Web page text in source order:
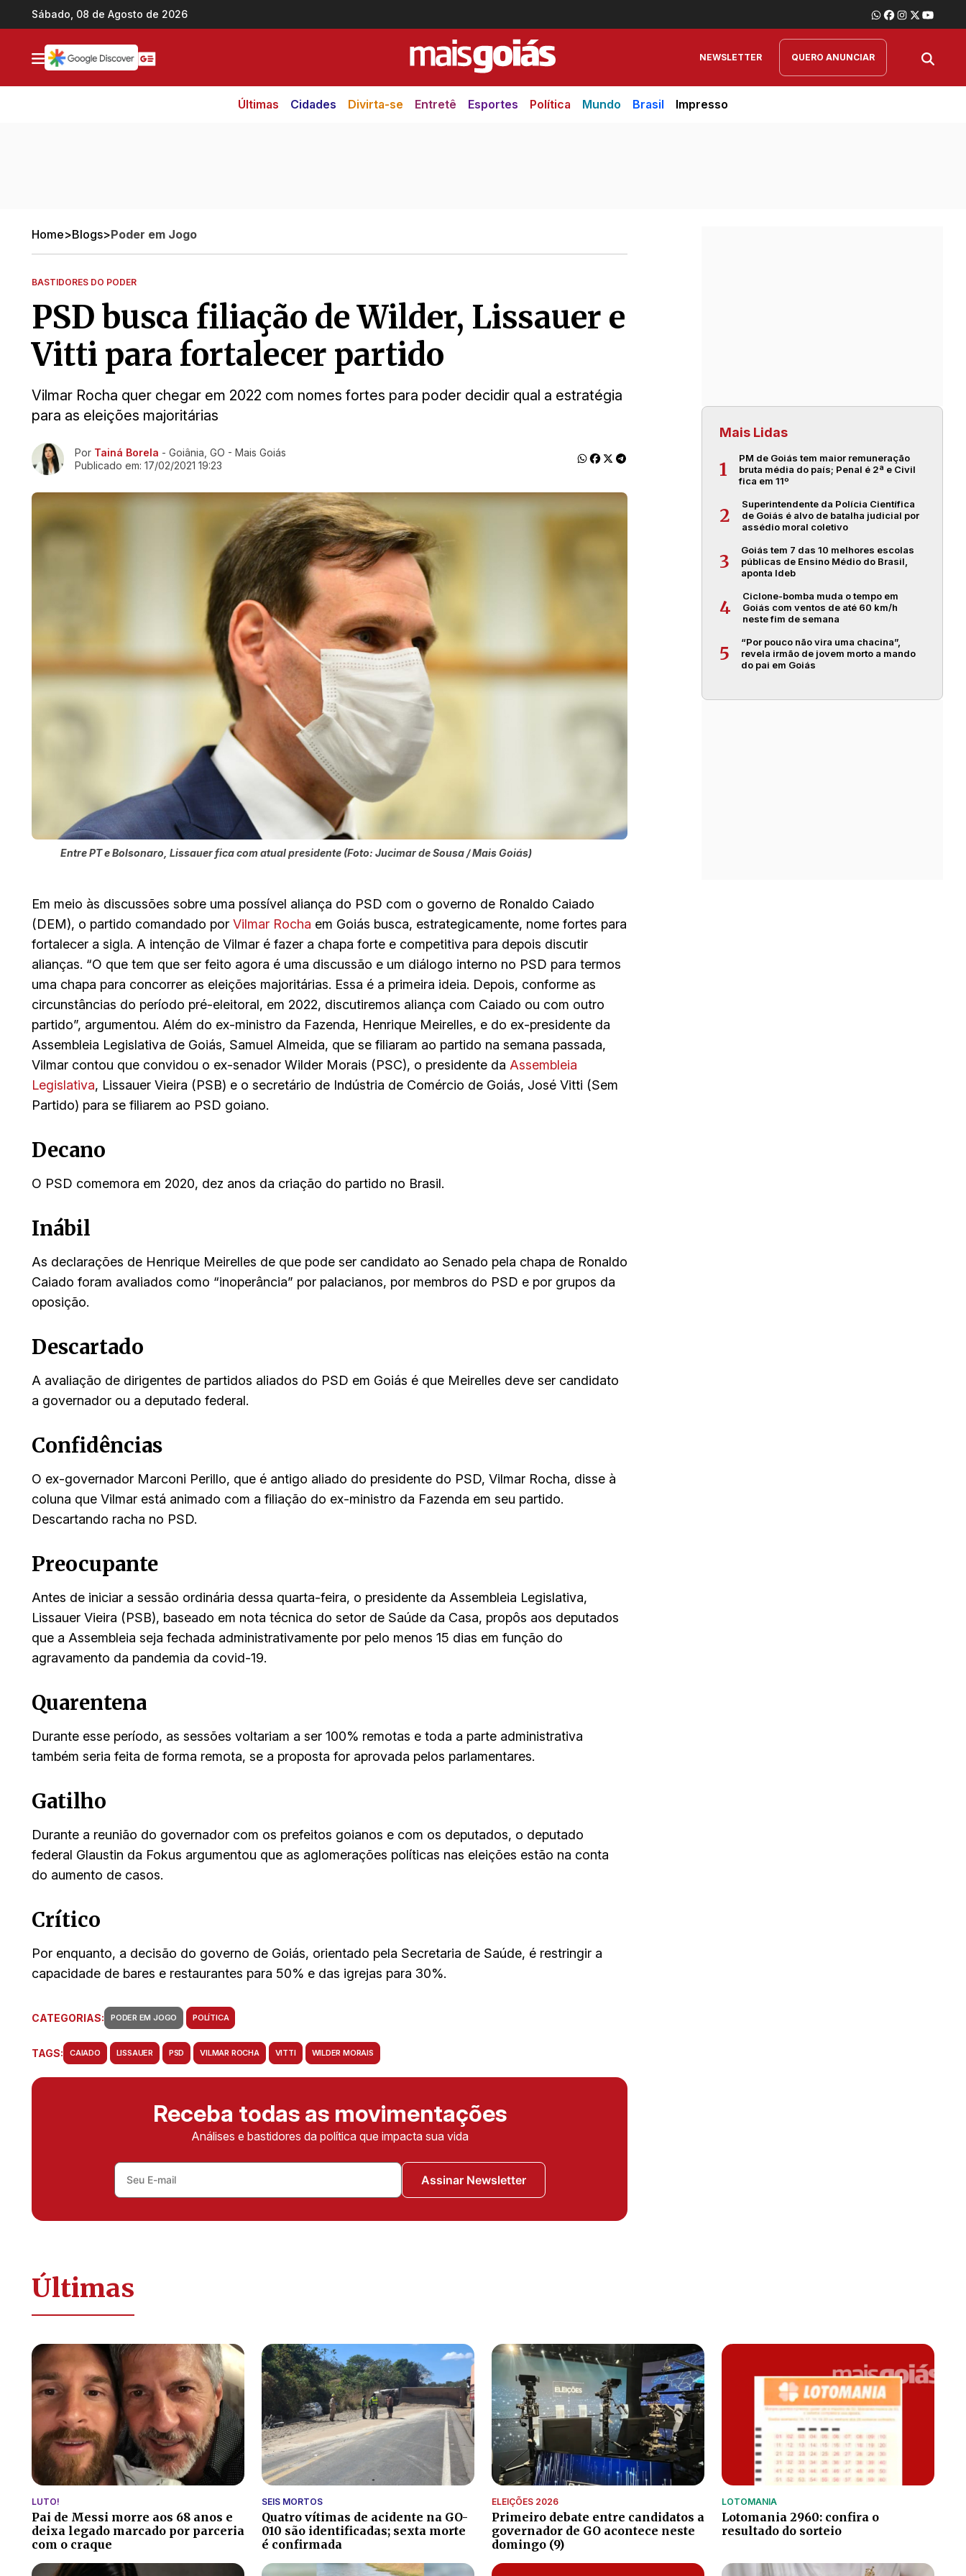
Ir direto pro conteúdo
Sábado, 08 de Agosto de 2026
NEWSLETTER QUERO ANUNCIAR
Últimas Cidades Divirta-se Entretê Esportes Política Mundo Brasil Impresso
Home>Blogs>Poder em Jogo
BASTIDORES DO PODER
PSD busca filiação de Wilder, Lissauer e
Vitti para fortalecer partido
Vilmar Rocha quer chegar em 2022 com nomes fortes para poder decidir qual a estratégia
para as eleições majoritárias
Ir direto pra matéria
Por Tainá Borela - Goiânia, GO - Mais Goiás
Publicado em: 17/02/2021 19:23
Entre PT e Bolsonaro, Lissauer fica com atual presidente (Foto: Jucimar de Sousa / Mais Goiás)
Em meio às discussões sobre uma possível aliança do PSD com o governo de Ronaldo Caiado
(DEM), o partido comandado por Vilmar Rocha em Goiás busca, estrategicamente, nome fortes para
fortalecer a sigla. A intenção de Vilmar é fazer a chapa forte e competitiva para depois discutir
alianças. “O que tem que ser feito agora é uma discussão e um diálogo interno no PSD para termos
uma chapa para concorrer as eleições majoritárias. Essa é a primeira ideia. Depois, conforme as
circunstâncias do período pré-eleitoral, em 2022, discutiremos aliança com Caiado ou com outro
partido”, argumentou. Além do ex-ministro da Fazenda, Henrique Meirelles, e do ex-presidente da
Assembleia Legislativa de Goiás, Samuel Almeida, que se filiaram ao partido na semana passada,
Vilmar contou que convidou o ex-senador Wilder Morais (PSC), o presidente da Assembleia
Legislativa, Lissauer Vieira (PSB) e o secretário de Indústria de Comércio de Goiás, José Vitti (Sem
Partido) para se filiarem ao PSD goiano.
Decano
O PSD comemora em 2020, dez anos da criação do partido no Brasil.
Inábil
As declarações de Henrique Meirelles de que pode ser candidato ao Senado pela chapa de Ronaldo
Caiado foram avaliados como “inoperância” por palacianos, por membros do PSD e por grupos da
oposição.
Descartado
A avaliação de dirigentes de partidos aliados do PSD em Goiás é que Meirelles deve ser candidato
a governador ou a deputado federal.
Confidências
O ex-governador Marconi Perillo, que é antigo aliado do presidente do PSD, Vilmar Rocha, disse à
coluna que Vilmar está animado com a filiação do ex-ministro da Fazenda em seu partido.
Descartando racha no PSD.
Preocupante
Antes de iniciar a sessão ordinária dessa quarta-feira, o presidente da Assembleia Legislativa,
Lissauer Vieira (PSB), baseado em nota técnica do setor de Saúde da Casa, propôs aos deputados
que a Assembleia seja fechada administrativamente por pelo menos 15 dias em função do
agravamento da pandemia da covid-19.
Quarentena
Durante esse período, as sessões voltariam a ser 100% remotas e toda a parte administrativa
também seria feita de forma remota, se a proposta for aprovada pelos parlamentares.
Gatilho
Durante a reunião do governador com os prefeitos goianos e com os deputados, o deputado
federal Glaustin da Fokus argumentou que as aglomerações políticas nas eleições estão na conta
do aumento de casos.
Crítico
Por enquanto, a decisão do governo de Goiás, orientado pela Secretaria de Saúde, é restringir a
capacidade de bares e restaurantes para 50% e das igrejas para 30%.
CATEGORIAS: PODER EM JOGO POLÍTICA
TAGS: CAIADO LISSAUER PSD VILMAR ROCHA VITTI WILDER MORAIS
Receba todas as movimentações
Análises e bastidores da política que impacta sua vida
Assinar Newsletter
Mais Lidas
1
PM de Goiás tem maior remuneração
bruta média do país; Penal é 2ª e Civil
fica em 11º
2
Superintendente da Polícia Científica
de Goiás é alvo de batalha judicial por
assédio moral coletivo
3
Goiás tem 7 das 10 melhores escolas
públicas de Ensino Médio do Brasil,
aponta Ideb
4
Ciclone-bomba muda o tempo em
Goiás com ventos de até 60 km/h
neste fim de semana
5
“Por pouco não vira uma chacina”,
revela irmão de jovem morto a mando
do pai em Goiás
Últimas
LUTO!
Pai de Messi morre aos 68 anos e
deixa legado marcado por parceria
com o craque
SEIS MORTOS
Quatro vítimas de acidente na GO-
010 são identificadas; sexta morte
é confirmada
ELEIÇÕES 2026
Primeiro debate entre candidatos a
governador de GO acontece neste
domingo (9)
LOTOMANIA
Lotomania 2960: confira o
resultado do sorteio